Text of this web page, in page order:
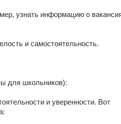
узнать информацию о
и самостоятельность.
для школьников):
и уверенности. Вот